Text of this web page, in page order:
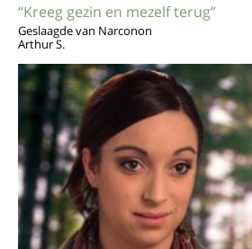
“Kreeg gezin en mezelf terug”
Geslaagde van Narconon
Arthur S.